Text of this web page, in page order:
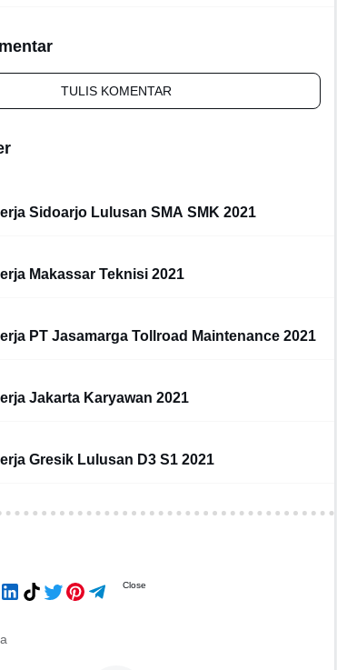
TULIS KOMENTAR
Sidoarjo Lulusan SMA SMK 2021
Makassar Teknisi 2021
PT Jasamarga Tollroad Maintenance 2021
Jakarta Karyawan 2021
Gresik Lulusan D3 S1 2021
Close